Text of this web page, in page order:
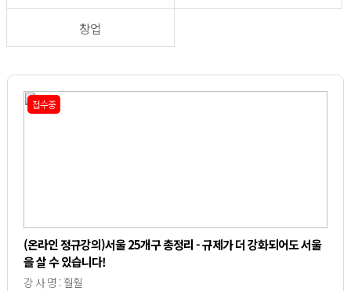
창업
접수중
(온라인 정규강의)서울 25개구 총정리 - 규제가 더 강화되어도 서울
을 살 수 있습니다!
강 사 명 : 훨훨